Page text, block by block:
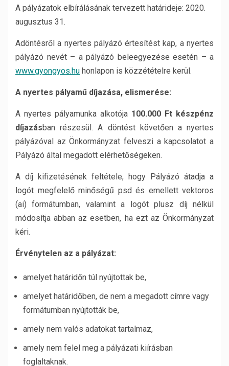
A pályázatok elbírálásának tervezett határideje: 2020.
augusztus 31.
Adöntésről a nyertes pályázó értesítést kap, a nyertes
pályázó nevét – a pályázó beleegyezése esetén – a
www.gyongyos.hu honlapon is közzétételre kerül.
A nyertes pályamű díjazása, elismerése:
A nyertes pályamunka alkotója 100.000 Ft készpénz
díjazásban részesül. A döntést követően a nyertes
pályázóval az Önkormányzat felveszi a kapcsolatot a
Pályázó által megadott elérhetőségeken.
A díj kifizetésének feltétele, hogy Pályázó átadja a
logót megfelelő minőségű psd és emellett vektoros
(ai) formátumban, valamint a logót plusz díj nélkül
módosítja abban az esetben, ha ezt az Önkormányzat
kéri.
Érvénytelen az a pályázat:
amelyet határidőn túl nyújtottak be,
amelyet határidőben, de nem a megadott címre vagy
formátumban nyújtották be,
amely nem valós adatokat tartalmaz,
amely nem felel meg a pályázati kiírásban
foglaltaknak.